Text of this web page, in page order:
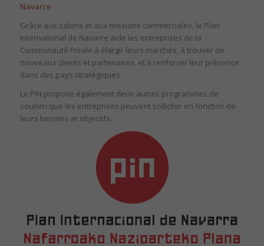
Navarre
Grâce aux salons et aux missions commerciales, le Plan
International de Navarre aide les entreprises de la
Communauté Forale à élargir leurs marchés, à trouver de
nouveaux clients et partenaires, et à renforcer leur présence
dans des pays stratégiques.
Le PIN propose également deux autres programmes de
soutien que les entreprises peuvent solliciter en fonction de
leurs besoins et objectifs.